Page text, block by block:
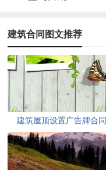
建筑合同图文推荐
建筑屋顶设置广告牌合